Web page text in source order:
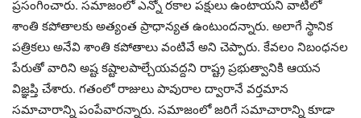
ప్రసంగించారు. సమాజంలో ఎన్నో రకాల పక్షులు ఉంటాయని వాటిలో
శాంతి కపోతాలకు అత్యంత ప్రాధాన్యత ఉంటుందన్నారు. అలాగే స్థానిక
పత్రికలు అనేవి శాంతి కపోతాలు వంటివే అని చెప్పారు. కేవలం నిబంధనల
పేరుతో వారిని అష్ట కష్టాలపాల్చేయవద్దని రాష్ట్ర ప్రభుత్వానికి ఆయన
విజ్ఞప్తి చేశారు. గతంలో రాజులు పావురాల ద్వారానే వర్తమాన
సమాచారాన్ని పంపేవారన్నారు. సమాజంలో జరిగే సమాచారాన్ని కూడా